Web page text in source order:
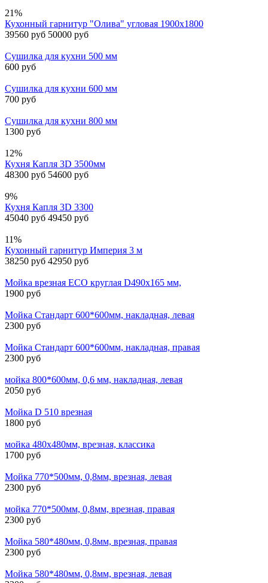
21%
Кухонный гарнитур "Олива" угловая 1900х1800
39560 руб 50000 руб
Сушилка для кухни 500 мм
600 руб
Сушилка для кухни 600 мм
700 руб
Сушилка для кухни 800 мм
1300 руб
12%
Кухня Капля 3D 3500мм
48300 руб 54600 руб
9%
Кухня Капля 3D 3300
45040 руб 49450 руб
11%
Кухонный гарнитур Империя 3 м
38250 руб 42950 руб
Мойка врезная ECO круглая D490х165 мм,
1900 руб
Мойка Стандарт 600*600мм, накладная, левая
2300 руб
Мойка Стандарт 600*600мм, накладная, правая
2300 руб
мойка 800*600мм, 0,6 мм, накладная, левая
2050 руб
Мойка D 510 врезная
1800 руб
мойка 480х480мм, врезная, классика
1700 руб
Мойка 770*500мм, 0,8мм, врезная, левая
2300 руб
мойка 770*500мм, 0,8мм, врезная, правая
2300 руб
Мойка 580*480мм, 0,8мм, врезная, правая
2300 руб
Мойка 580*480мм, 0,8мм, врезная, левая